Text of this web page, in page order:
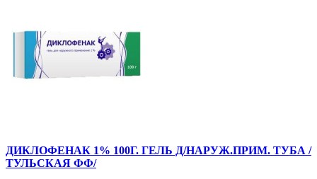
ДИКЛОФЕНАК 1% 100Г. ГЕЛЬ Д/НАРУЖ.ПРИМ. ТУБА /
ТУЛЬСКАЯ ФФ/